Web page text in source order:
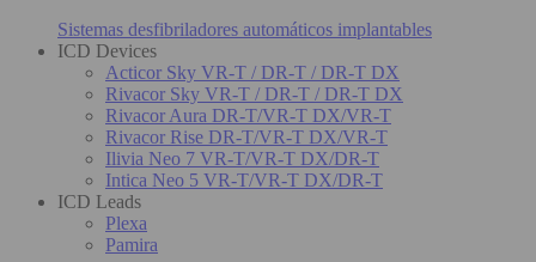
Sistemas desfibriladores automáticos implantables
ICD Devices
Acticor Sky VR-T / DR-T / DR-T DX
Rivacor Sky VR-T / DR-T / DR-T DX
Rivacor Aura DR-T/VR-T DX/VR-T
Rivacor Rise DR-T/VR-T DX/VR-T
Ilivia Neo 7 VR-T/VR-T DX/DR-T
Intica Neo 5 VR-T/VR-T DX/DR-T
ICD Leads
Plexa
Pamira